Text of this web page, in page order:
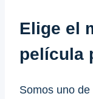
Elige el
película
Somos uno